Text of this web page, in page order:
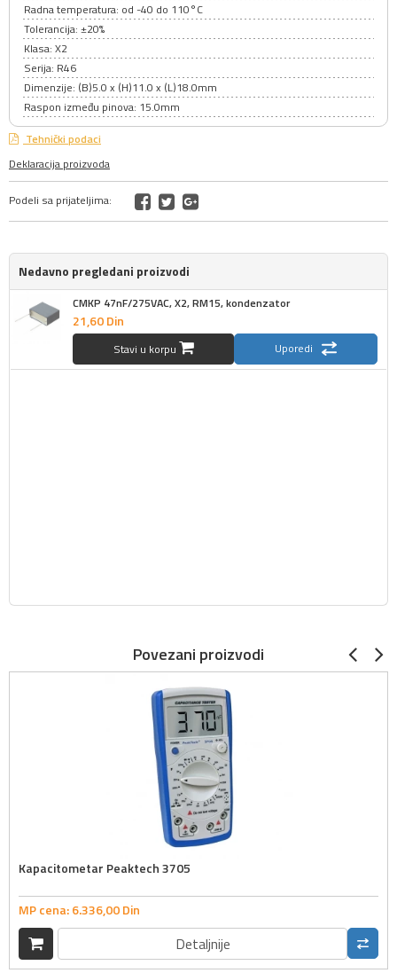
Radna temperatura: od -40 do 110°C
Tolerancija: ±20%
Klasa: X2
Serija: R46
Dimenzije: (B)5.0 x (H)11.0 x (L)18.0mm
Raspon između pinova: 15.0mm
Tehnički podaci
Deklaracija proizvoda
Podeli sa prijateljima:
Nedavno pregledani proizvodi
CMKP 47nF/275VAC, X2, RM15, kondenzator
21,60Din
Stavi u korpu Uporedi
Povezani proizvodi
Kapacitometar Peaktech 3705
MP cena:6.336,00Din
Detaljnije